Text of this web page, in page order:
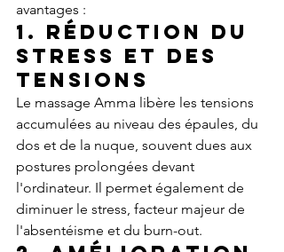
avantages :
1. Réduction du
stress et des
tensions
Le massage Amma libère les tensions
accumulées au niveau des épaules, du
dos et de la nuque, souvent dues aux
postures prolongées devant
l'ordinateur. Il permet également de
diminuer le stress, facteur majeur de
l'absentéisme et du burn-out.